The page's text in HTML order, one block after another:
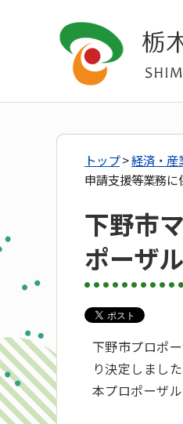
トップ>経済・産
申請支援等業務
下野市
ポーザ
下野市プロポ
り決定しました
本プロポーザ